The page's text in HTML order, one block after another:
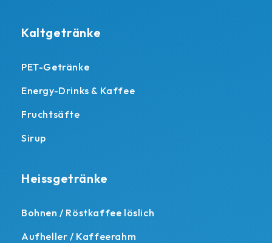
Kaltgetränke
PET-Getränke
Energy-Drinks & Kaffee
Fruchtsäfte
Sirup
Heissgetränke
Bohnen / Röstkaffee löslich
Aufheller / Kaffeerahm